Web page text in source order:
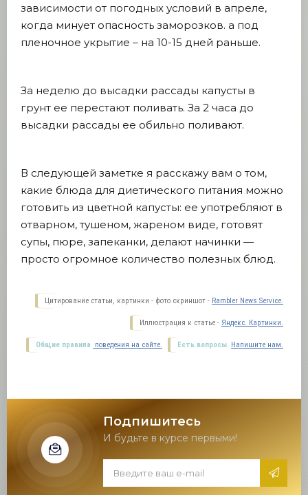
зависимости от погодных условий в апреле,
когда минует опасность заморозков. а под
пленочное укрытие – на 10-15 дней раньше.
За неделю до высадки рассады капусты в
грунт ее перестают поливать. За 2 часа до
высадки рассады ее обильно поливают.
В следующей заметке я расскажу вам о том,
какие блюда для диетического питания можно
готовить из цветной капусты: ее употребляют в
отварном, тушеном, жареном виде, готовят
супы, пюре, запеканки, делают начинки —
просто огромное количество полезных блюд.
Цитирование статьи, картинки - фото скриншот - Rambler News Service.
Иллюстрация к статье - Яндекс. Картинки.
Есть вопросы. Напишите нам.
Общие правила поведения на сайте.
Подпишитесь
И будьте в курсе первыми!